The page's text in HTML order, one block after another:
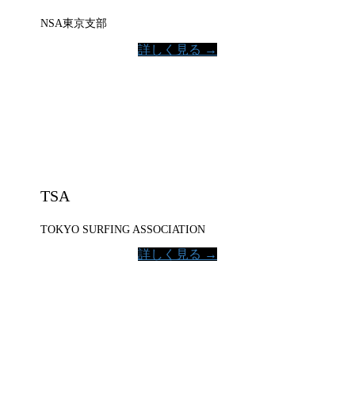
NSA東京支部
詳しく見る →
TSA
TOKYO SURFING ASSOCIATION
詳しく見る →